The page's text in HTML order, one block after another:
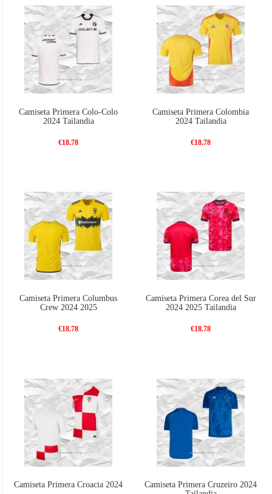
Camiseta Primera Colo-Colo
2024 Tailandia
€18.78
Camiseta Primera Colombia
2024 Tailandia
€18.78
Camiseta Primera Columbus
Crew 2024 2025
€18.78
Camiseta Primera Corea del Sur
2024 2025 Tailandia
€18.78
Camiseta Primera Croacia 2024
Camiseta Primera Cruzeiro 2024